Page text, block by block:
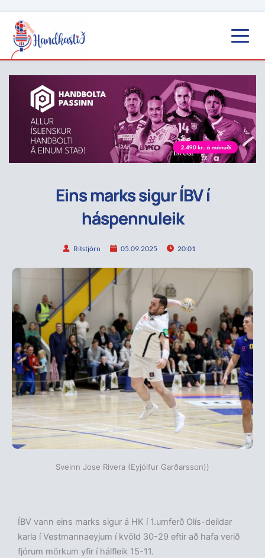
Eins marks sigur ÍBV í
háspennuleik
Ritstjórn 05.09.2025 20:01
Sveinn Jose Rivera (Eyjólfur Garðarsson))
ÍBV vann eins marks sigur á HK í 1.umferð Olís-deildar
karla í Vestmannaeyjum í kvöld 30-29 eftir að hafa verið
fjórum mörkum yfir í hálfleik 15-11.